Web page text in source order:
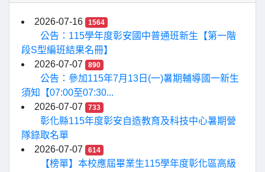
2026-07-16 1564
公告：115學年度彰安國中普通班新生【第一階
段S型編班結果名冊】
2026-07-07
890
公告：參加115年7月13日(一)暑期輔導國一新生
須知【07:00至07:30...
2026-07-07
733
彰化縣115年度彰安自造教育及科技中心暑期營
隊錄取名單
2026-07-07
614
【榜單】本校應屆畢業生115學年度彰化區高級